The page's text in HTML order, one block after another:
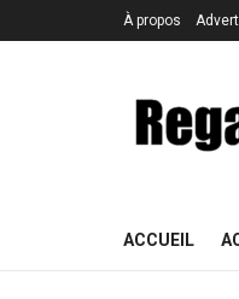
À propos
ACCUEIL